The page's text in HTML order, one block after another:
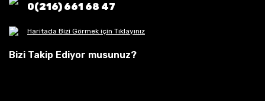
0(216) 661 68 47
Haritada Bizi Görmek için Tıklayınız
Bizi Takip Ediyor musunuz?